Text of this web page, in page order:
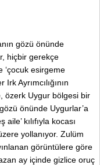
gözü önünde
hiçbir gerekçe
‘çocuk esirgeme
Ayrımcılığının
özerk Uygur bölgesi bir
önünde Uygurlar’a
aile’ kılıfıyla kocası
yollanıyor. Zulüm
görüntülere göre
ay içinde gizlice oruç